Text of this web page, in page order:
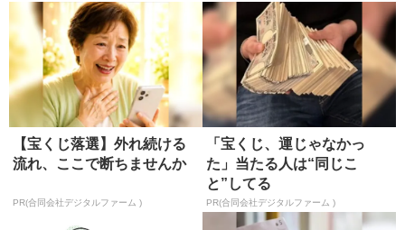
【宝くじ落選】外れ続ける
流れ、ここで断ちませんか
PR(合同会社デジタルファーム )
「宝くじ、運じゃなかっ
た」当たる人は“同じこ
と”してる
PR(合同会社デジタルファーム )